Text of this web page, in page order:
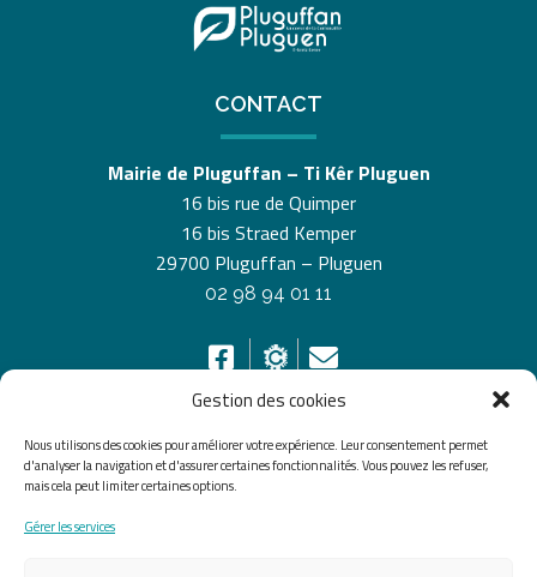
Gestion des cookies
Nous utilisons des cookies pour améliorer votre expérience. Leur consentement permet
d'analyser la navigation et d'assurer certaines fonctionnalités. Vous pouvez les refuser,
mais cela peut limiter certaines options.
Gérer les services
CONTACT
Mairie de Pluguffan – Ti Kêr Pluguen
16 bis rue de Quimper
16 bis Straed Kemper
29700 Pluguffan – Pluguen
02 98 94 01 11
HORAIRES D’OUVERTURE
Du lundi au vendredi de 8h30 à 12h30 et de 13h30 à